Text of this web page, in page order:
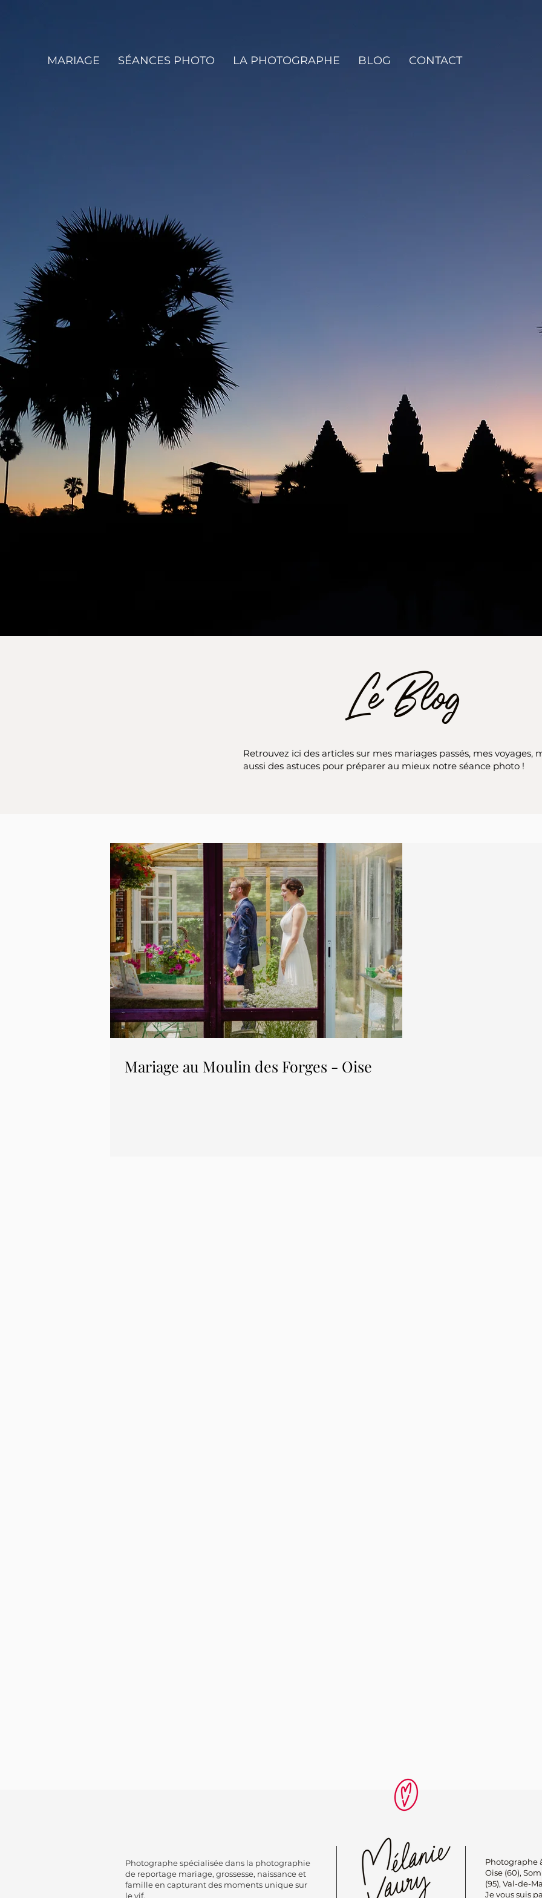
MARIAGE SÉANCES PHOTO LA PHOTOGRAPHE BLOG CONTACT
Le Blog
Retrouvez ici des articles sur mes mariages passés, mes voyages,
aussi des astuces pour préparer au mieux notre séance photo !
Mariage au Moulin des Forges - Oise
Photographe spécialisée dans la photographie
de reportage mariage, grossesse, naissance et
famille en capturant des moments unique sur
le vif.
Photographe
Oise (60),
(95), Val-de-
Je vous suis